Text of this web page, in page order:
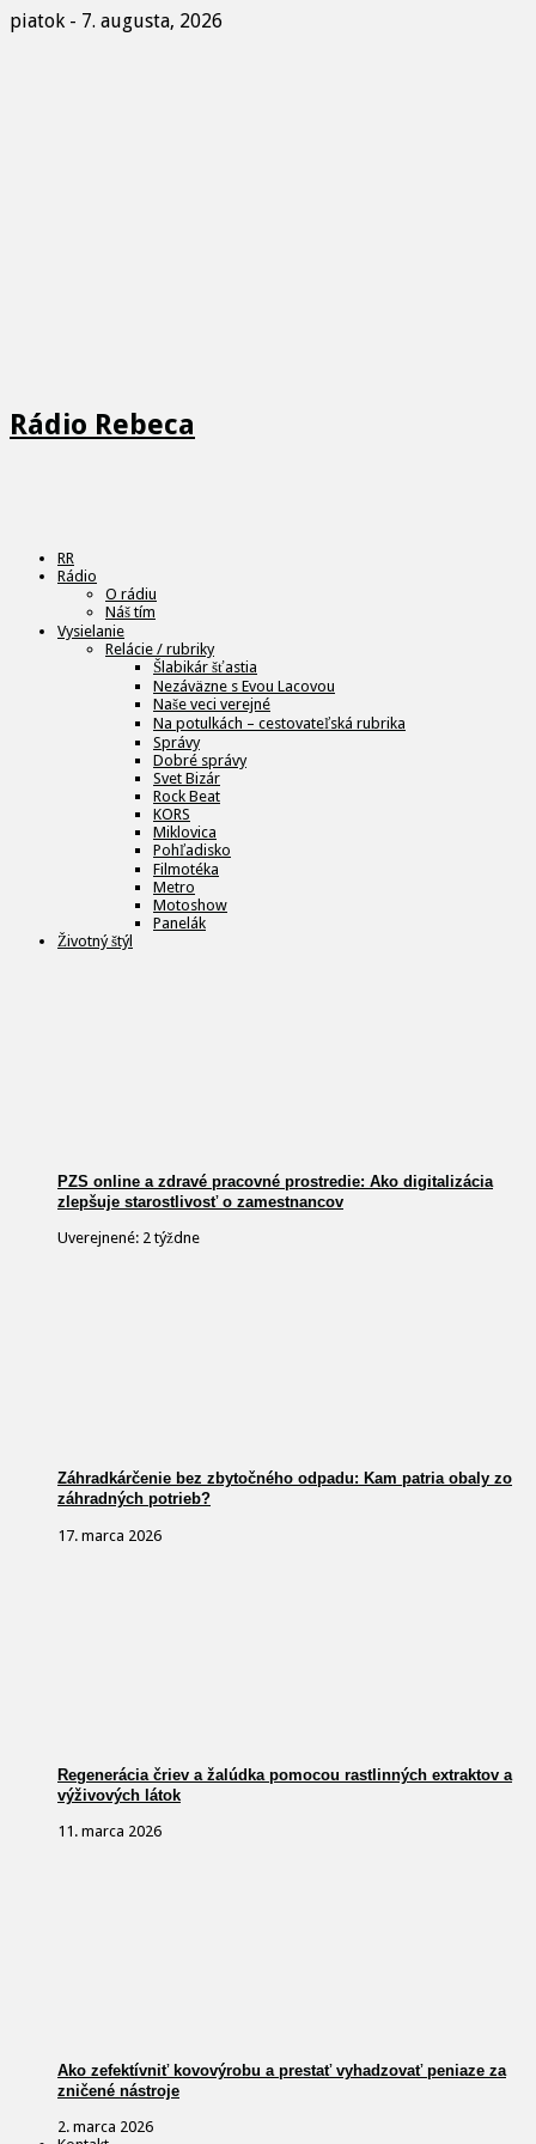
piatok - 7. augusta, 2026
Rádio Rebeca
RR
Rádio
O rádiu
Náš tím
Vysielanie
Relácie / rubriky
Šlabikár šťastia
Nezáväzne s Evou Lacovou
Naše veci verejné
Na potulkách – cestovateľská rubrika
Správy
Dobré správy
Svet Bizár
Rock Beat
KORS
Miklovica
Pohľadisko
Filmotéka
Metro
Motoshow
Panelák
Životný štýl
PZS online a zdravé pracovné prostredie: Ako digitalizácia
zlepšuje starostlivosť o zamestnancov
Uverejnené: 2 týždne
Záhradkárčenie bez zbytočného odpadu: Kam patria obaly zo
záhradných potrieb?
17. marca 2026
Regenerácia čriev a žalúdka pomocou rastlinných extraktov a
výživových látok
11. marca 2026
Ako zefektívniť kovovýrobu a prestať vyhadzovať peniaze za
zničené nástroje
2. marca 2026